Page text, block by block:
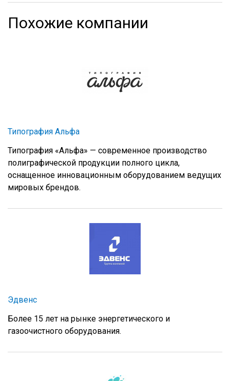
Похожие компании
Типография Альфа
Типография «Альфа» — современное производство
полиграфической продукции полного цикла,
оснащенное инновационным оборудованием ведущих
мировых брендов.
Эдвенс
Более 15 лет на рынке энергетического и
газоочистного оборудования.